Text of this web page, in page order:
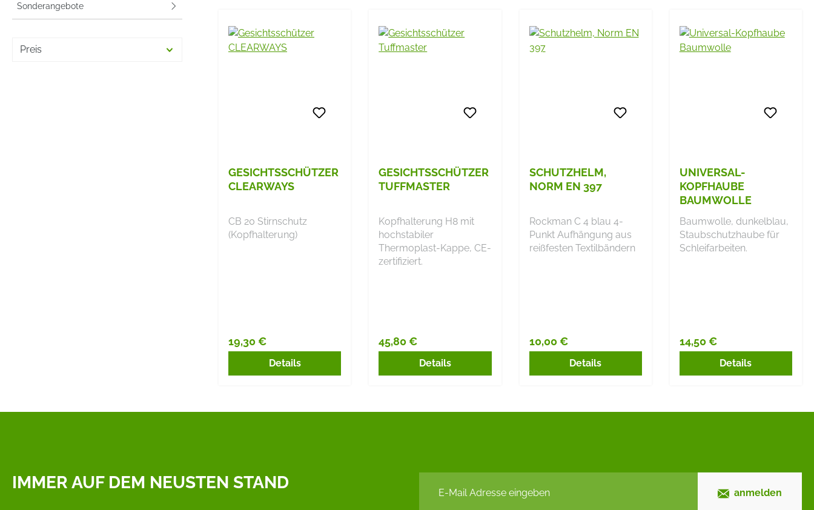
Sonderangebote
Preis
GESICHTSSCHÜTZER
CLEARWAYS
CB 20 Stirnschutz
(Kopfhalterung)
Regulärer Preis:
19,30 €
Details
GESICHTSSCHÜTZER
TUFFMASTER
Kopfhalterung H8 mit
hochstabiler
Thermoplast-Kappe, CE-
zertifiziert.
Regulärer Preis:
45,80 €
Details
SCHUTZHELM,
NORM EN 397
Rockman C 4 blau 4-
Punkt Aufhängung aus
reißfesten Textilbändern
Regulärer Preis:
10,00 €
Details
UNIVERSAL-
KOPFHAUBE
BAUMWOLLE
Baumwolle, dunkelblau,
Staubschutzhaube für
Schleifarbeiten.
Regulärer Preis:
14,50 €
Details
IMMER AUF DEM NEUSTEN STAND
anmelden